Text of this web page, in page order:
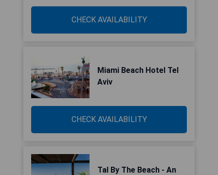
CHECK AVAILABILITY
Miami Beach Hotel Tel
Aviv
CHECK AVAILABILITY
Tal By The Beach - An